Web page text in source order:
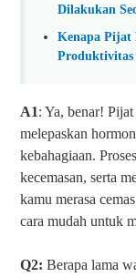
Dilakukan
Kenapa Pijat
A1: Ya, benar!
melepaskan
kebahagiaan.
kecemasan, serta
kamu merasa
cara mudah untuk
Q2: Berapa lama